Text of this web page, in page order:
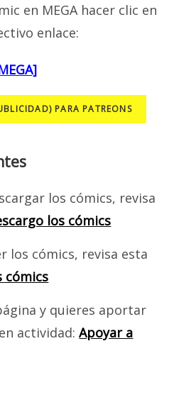
en MEGA hacer clic en
enlace:
PARA PATREONS
los cómics, revisa
los cómics
los cómics, revisa esta
cómics
y quieres aportar
actividad:Apoyar a